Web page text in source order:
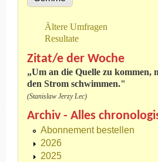
Ältere Umfragen
Resultate
Zitat/e der Woche
„Um an die Quelle zu kommen,
den Strom schwimmen."
(Stanislaw Jerzy Lec)
Archiv - Alles
Abonnement bestellen
2026
2025